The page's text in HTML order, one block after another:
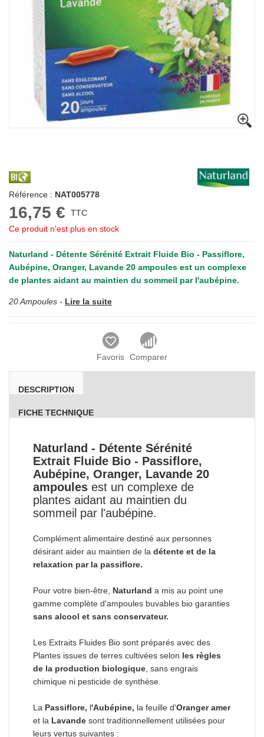
Référence : NAT005778
16,75 €
TTC
Ce produit n'est plus en stock
Naturland - Détente Sérénité Extrait Fluide Bio - Passiflore,
Aubépine, Oranger, Lavande 20 ampoules est un complexe
de plantes aidant au maintien du sommeil par l'aubépine.
20 Ampoules - Lire la suite
Favoris Comparer
DESCRIPTION
FICHE TECHNIQUE
Naturland - Détente Sérénité
Extrait Fluide Bio - Passiflore,
Aubépine, Oranger, Lavande 20
ampoules est un complexe de
plantes aidant au maintien du
sommeil par l'aubépine.
Complément alimentaire destiné aux personnes
désirant aider au maintien de la détente et de la
relaxation par la passiflore.
Pour votre bien-être, Naturland a mis au point une
gamme complète d'ampoules buvables bio garanties
sans alcool et sans conservateur.
Les Extraits Fluides Bio sont préparés avec des
Plantes issues de terres cultivées selon les règles
de la production biologique , sans engrais
chimique ni pesticide de synthèse.
La Passiflore, l'Aubépine, la feuille d'Oranger amer
et la Lavande sont traditionnellement utilisées pour
leurs vertus suivantes :